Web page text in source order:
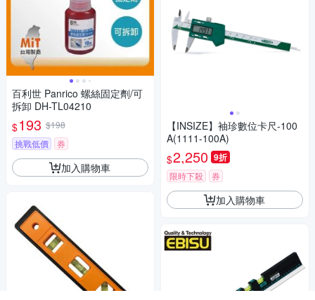
百利世 Panrico 螺絲固定劑/可
拆卸 DH-TL04210
$193 $198
挑戰低價
券
加入購物車
【INSIZE】袖珍數位卡尺-100
A(1111-100A)
$2,250 9折
限時下殺 券
加入購物車